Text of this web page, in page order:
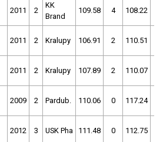
2011 2
KK
Brand
109.58 4 108.22
2011 2 Kralupy 106.91 2 110.51
2011 2 Kralupy 107.89 2 110.07
2009 2 Pardub. 110.06 0 117.24
2012 3 USK Pha 111.48 0 112.75